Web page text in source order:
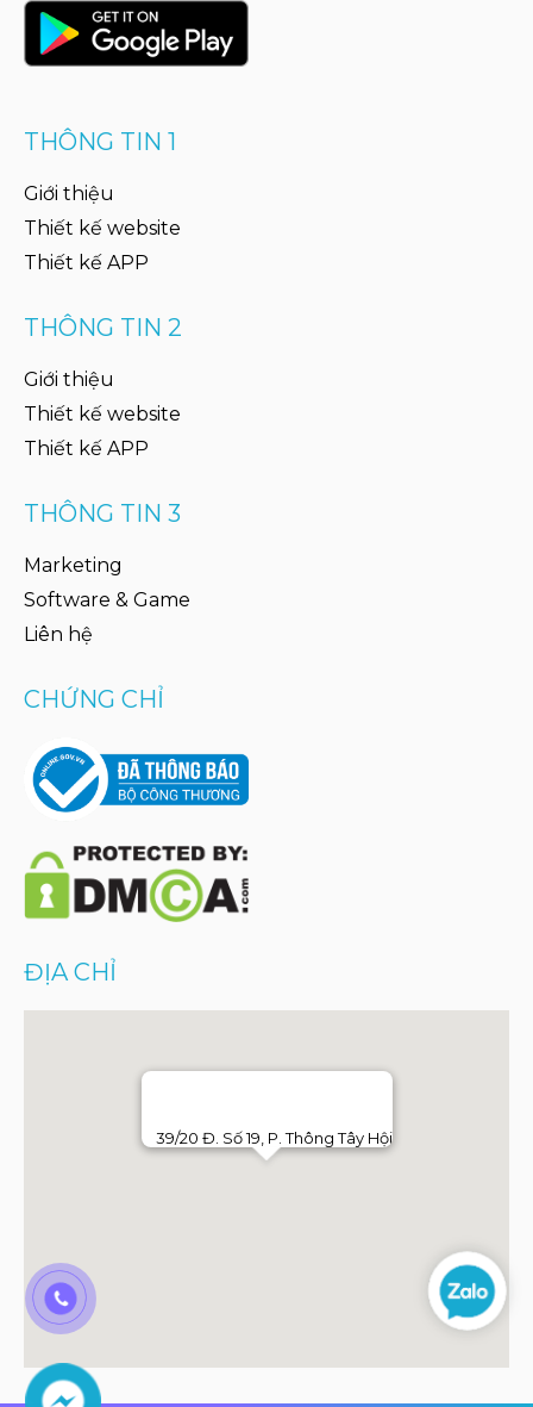
THÔNG TIN 1
Giới thiệu
Thiết kế website
Thiết kế APP
THÔNG TIN 2
Giới thiệu
Thiết kế website
Thiết kế APP
THÔNG TIN 3
Marketing
Software & Game
Liên hệ
CHỨNG CHỈ
ĐỊA CHỈ
39/20 Đ. Số 19, P. Thông Tây Hội